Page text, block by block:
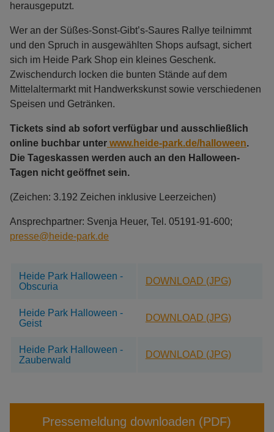
herausgeputzt.
Wer an der Süßes-Sonst-Gibt’s-Saures Rallye teilnimmt
und den Spruch in ausgewählten Shops aufsagt, sichert
sich im Heide Park Shop ein kleines Geschenk.
Zwischendurch locken die bunten Stände auf dem
Mittelaltermarkt mit Handwerkskunst sowie verschiedenen
Speisen und Getränken.
Tickets sind ab sofort verfügbar und ausschließlich
online buchbar unter www.heide-park.de/halloween.
Die Tageskassen werden auch an den Halloween-
Tagen nicht geöffnet sein.
(Zeichen: 3.192 Zeichen inklusive Leerzeichen)
Ansprechpartner: Svenja Heuer, Tel. 05191-91-600;
presse@heide-park.de
Heide Park Halloween -
Obscuria
DOWNLOAD (JPG)
Heide Park Halloween -
Geist
DOWNLOAD (JPG)
Heide Park Halloween -
Zauberwald
DOWNLOAD (JPG)
Pressemeldung downloaden (PDF)